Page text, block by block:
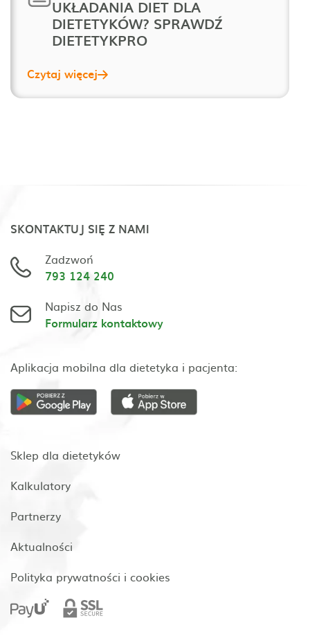
UKŁADANIA DIET DLA
DIETETYKÓW? SPRAWDŹ
DIETETYKPRO
Czytaj więcej
SKONTAKTUJ SIĘ Z NAMI
Zadzwoń
793 124 240
Napisz do Nas
Formularz kontaktowy
Aplikacja mobilna dla dietetyka i pacjenta:
Sklep dla dietetyków
Kalkulatory
Partnerzy
Aktualności
Polityka prywatności i cookies